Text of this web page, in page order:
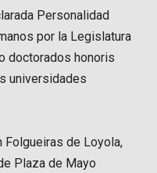
Personalidad
por la Legislatura
doctorados honoris
universidades
de Loyola,
Plaza de Mayo